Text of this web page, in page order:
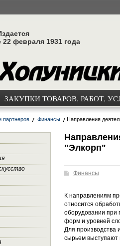
22 февраля 1931 года
ЗАКУПКИ ТОВАРОВ, РАБОТ,
партнеров Финансы Направления
"Элкорп"
Финансы
К направлениям
относится
оборудовании при
форм и уровней
Для производства
сырьем